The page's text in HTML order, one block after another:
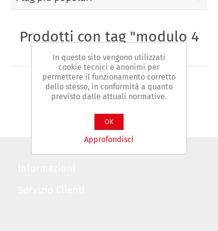
Prodotti con tag "modulo 4
pinze"
In questo sito vengono utilizzati
cookie tecnici e anonimi per
permettere il funzionamento corretto
dello stesso, in conformità a quanto
previsto dalle attuali normative.
OK
Approfondisci